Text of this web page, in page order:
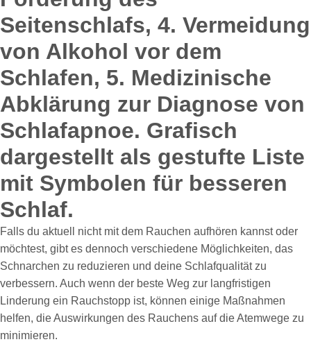
Falls du aktuell nicht mit dem Rauchen aufhören kannst oder
möchtest, gibt es dennoch verschiedene Möglichkeiten, das
Schnarchen zu reduzieren und deine Schlafqualität zu
verbessern. Auch wenn der beste Weg zur langfristigen
Linderung ein Rauchstopp ist, können einige Maßnahmen
helfen, die Auswirkungen des Rauchens auf die Atemwege zu
minimieren.